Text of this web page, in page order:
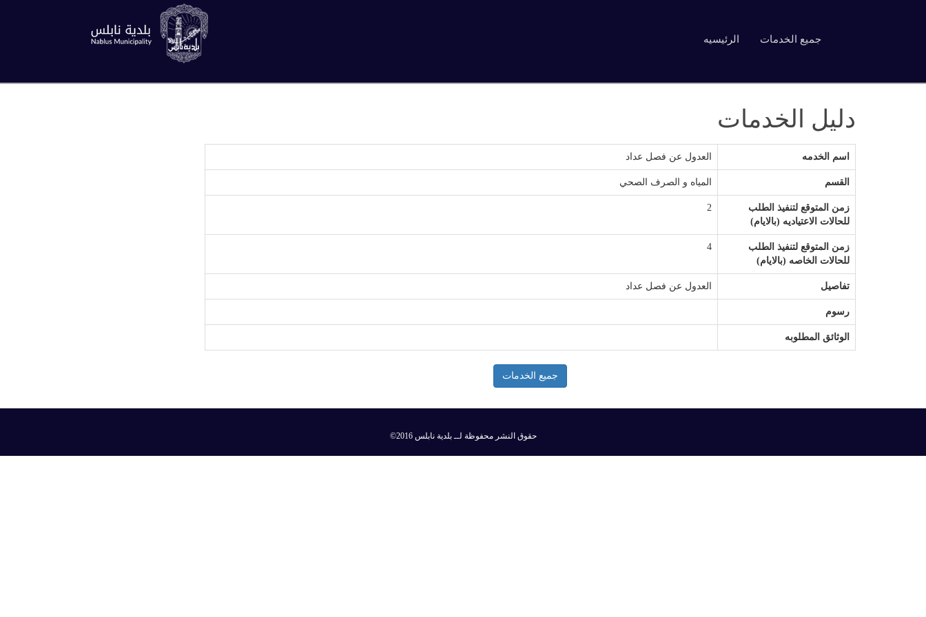
الرئيسيه جميع الخدمات
دليل الخدمات
اسم الخدمه العدول عن فصل عداد
القسم المياه و الصرف الصحي
زمن المتوقع لتنفيذ الطلب
للحالات الاعتياديه (بالايام)
2
زمن المتوقع لتنفيذ الطلب
للحالات الخاصه (بالايام)
4
تفاصيل العدول عن فصل عداد
رسوم
الوثائق المطلوبه
جميع الخدمات
©2016 حقوق النشر محفوظة لــ بلدية نابلس